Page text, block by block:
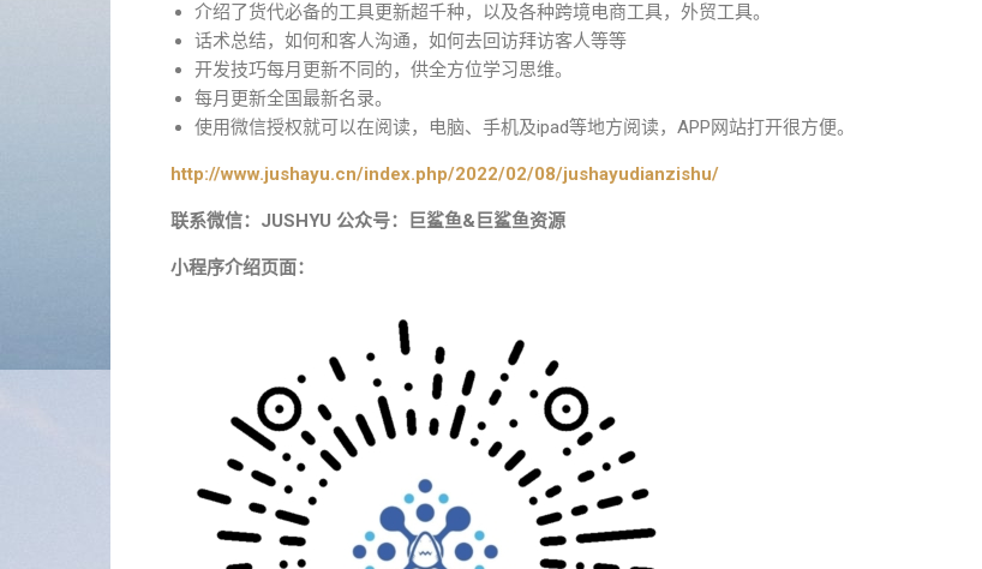
介绍了货代必备的工具更新超千种，以及各种跨境电商工具，外贸工具。
话术总结，如何和客人沟通，如何去回访拜访客人等等
开发技巧每月更新不同的，供全方位学习思维。
每月更新全国最新名录。
使用微信授权就可以在阅读，电脑、手机及ipad等地方阅读，APP网站打开很方便。
http://www.jushayu.cn/index.php/2022/02/08/jushayudianzishu/
联系微信：JUSHYU 公众号：巨鲨鱼&巨鲨鱼资源
小程序介绍页面：